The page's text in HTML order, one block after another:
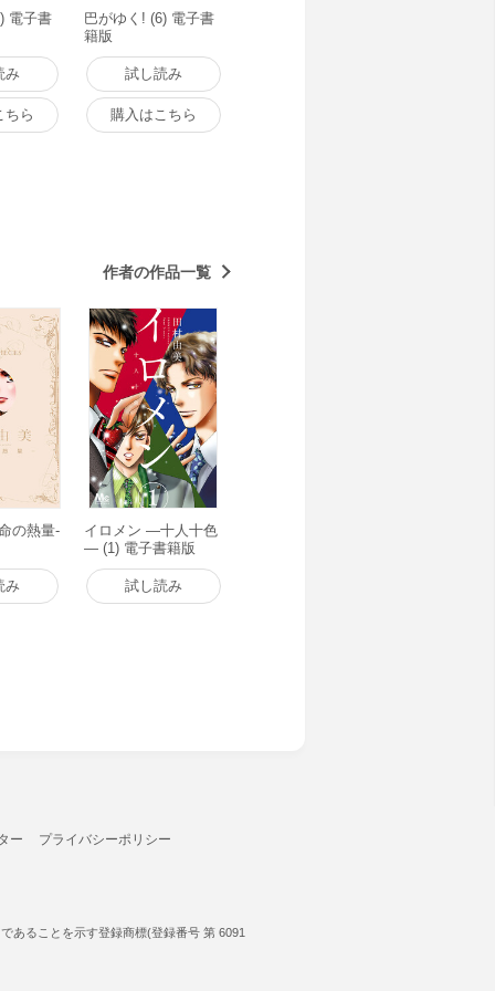
電子書
み
ちら
巴がゆく! (6) 電子書
籍版
試し読み
購入はこちら
作者の作品一覧
の熱量-
み
イロメン ―十人十色
― (1) 電子書籍版
試し読み
ー プライバシーポリシー
あることを示す登録商標(登録番号 第 6091